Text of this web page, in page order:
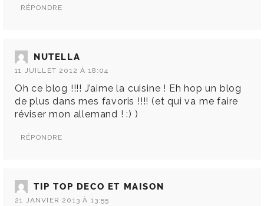
RÉPONDRE
NUTELLA
11 JUILLET 2012 À 18:04
Oh ce blog !!!! J’aime la cuisine ! Eh hop un blog
de plus dans mes favoris !!!! (et qui va me faire
réviser mon allemand ! :) )
RÉPONDRE
TIP TOP DECO ET MAISON
21 JANVIER 2013 À 13:55